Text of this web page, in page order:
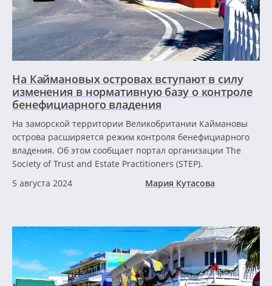
На Каймановых островах вступают в силу
изменения в нормативную базу о контроле
бенефициарного владения
На заморской территории Великобритании Каймановы
острова расширяется режим контроля бенефициарного
владения. Об этом сообщает портал организации The
Society of Trust and Estate Practitioners (STEP).
5 августа 2024
Мария Кутасова